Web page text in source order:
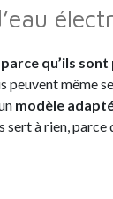
qu’ils
peuvent même
modèle
à rien, parce